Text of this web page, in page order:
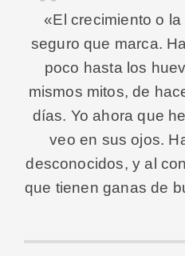
«El crecimiento o
seguro que marca.
poco hasta los
mismos mitos, de
días. Yo ahora que
veo en sus ojos.
desconocidos, y al
que tienen ganas de